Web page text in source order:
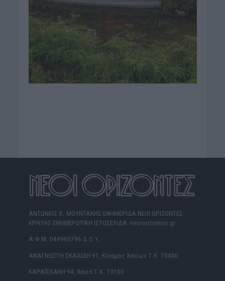
ΑΝΤΩΝΙΟΣ Κ. ΜΟΥΝΤΑΚΗΣ ΕΦΗΜΕΡΙΔΑ ΝΕΟΙ ΟΡΙΖΟΝΤΕΣ
ΚΡΗΤΗΣ ΕΝΗΜΕΡΩΤΙΚΗ ΙΣΤΟΣΕΛΙΔΑ: neoiorizontes.gr
Α.Φ.Μ. 044965796 Δ.Ο.Υ.
ΑΝΑΓΝΩΣΤΗ ΣΚΑΛΙΔΗ 91, Κίσαμος Χανίων Τ.Κ. 73400
ΚΑΡΑΪΣΚΑΚΗ 94, Χανιά Τ.Κ. 73100